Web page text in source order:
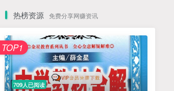
热榜资源 免费分享网赚资讯
709人已阅读
TOP1